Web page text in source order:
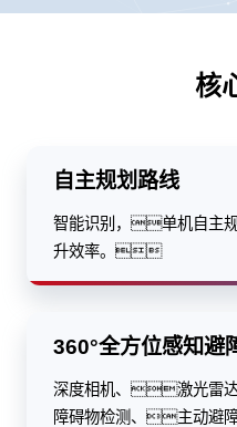
核
自主规划路线
智能识别，单机自主
升效率。
360°全方位感知避
深度相机、激光雷
障碍物检测、主动